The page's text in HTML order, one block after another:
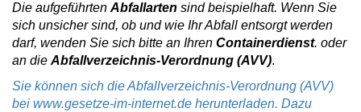
Die aufgeführten Abfallarten sind beispielhaft. Wenn Sie
sich unsicher sind, ob und wie Ihr Abfall entsorgt werden
darf, wenden Sie sich bitte an Ihren Containerdienst. oder
an die Abfallverzeichnis-Verordnung (AVV).
Sie können sich die Abfallverzeichnis-Verordnung (AVV)
bei www.gesetze-im-internet.de herunterladen. Dazu